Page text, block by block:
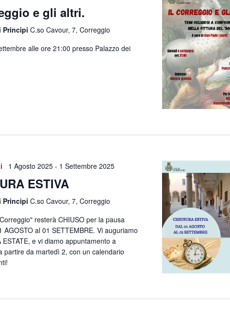
e gli altri.
Principi C.so Cavour, 7, Correggio
alle ore 21:00 presso Palazzo dei
1 Agosto 2025 - 1 Settembre 2025
ESTIVA
Principi C.so Cavour, 7, Correggio
resterà CHIUSO per la pausa
AGOSTO al 01 SETTEMBRE. Vi auguriamo
ESTATE, e vi diamo appuntamento a
partire da martedì 2, con un calendario